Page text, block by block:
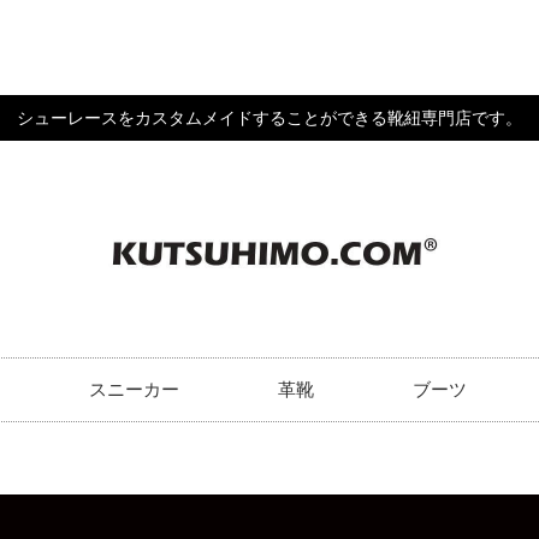
シューレースをカスタムメイドすることができる靴紐専門店です。
スニーカー 革靴 ブーツ